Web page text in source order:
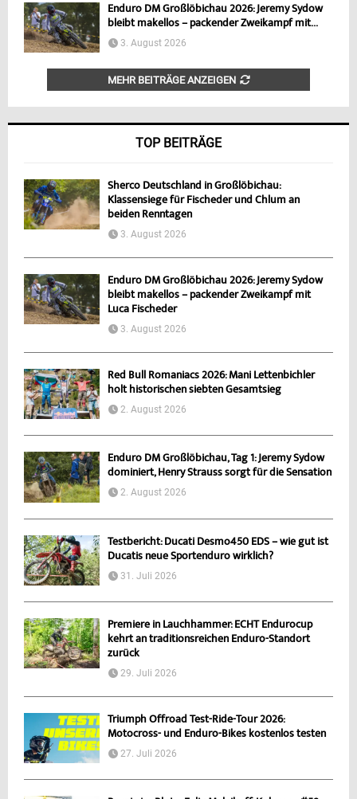
Enduro DM Großlöbichau 2026: Jeremy Sydow
bleibt makellos – packender Zweikampf mit...
3. August 2026
MEHR BEITRÄGE ANZEIGEN
TOP BEITRÄGE
Sherco Deutschland in Großlöbichau:
Klassensiege für Fischeder und Chlum an
beiden Renntagen
3. August 2026
Enduro DM Großlöbichau 2026: Jeremy Sydow
bleibt makellos – packender Zweikampf mit
Luca Fischeder
3. August 2026
Red Bull Romaniacs 2026: Mani Lettenbichler
holt historischen siebten Gesamtsieg
2. August 2026
Enduro DM Großlöbichau, Tag 1: Jeremy Sydow
dominiert, Henry Strauss sorgt für die Sensation
2. August 2026
Testbericht: Ducati Desmo450 EDS – wie gut ist
Ducatis neue Sportenduro wirklich?
31. Juli 2026
Premiere in Lauchhammer: ECHT Endurocup
kehrt an traditionsreichen Enduro-Standort
zurück
29. Juli 2026
Triumph Offroad Test-Ride-Tour 2026:
Motocross- und Enduro-Bikes kostenlos testen
27. Juli 2026